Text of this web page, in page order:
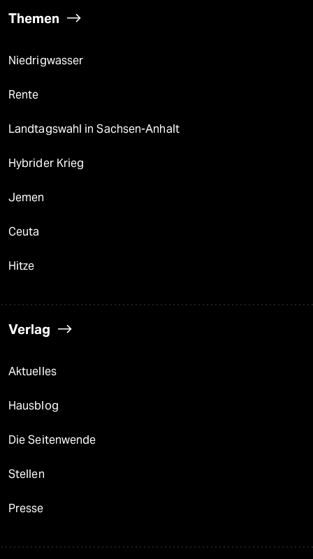
Themen
Niedrigwasser
Rente
Landtagswahl in Sachsen-Anhalt
Hybrider Krieg
Jemen
Ceuta
Hitze
Verlag
Aktuelles
Hausblog
Die Seitenwende
Stellen
Presse